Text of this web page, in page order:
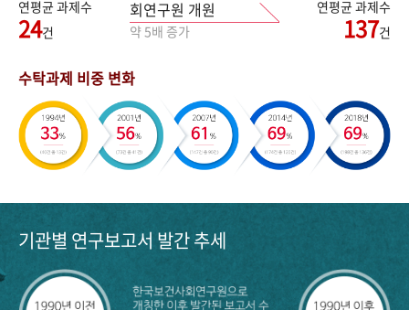
연평균 과제수
24건
회연구원 개원
약 5배 증가
연평균 과제수
137건
수탁과제 비중 변화
기관별 연구보고서 발간 추세